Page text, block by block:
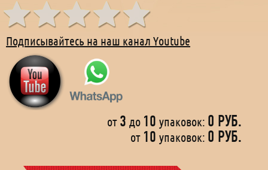
Подписывайтесь на наш канал Youtube
Не смейте сдаваться – примите «Большой Пенис»
и верните радость своей половой жизни!
от 3 до 10 упаковок: 0 РУБ.
от 10 упаковок: 0 РУБ.